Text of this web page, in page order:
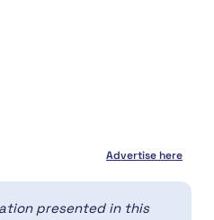
Advertise here
presented in this